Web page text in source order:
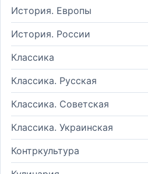
История. Европы
История. России
Классика
Классика. Русская
Классика. Советская
Классика. Украинская
Контркультура